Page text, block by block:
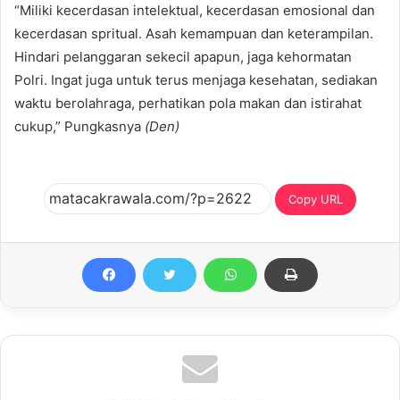
“Miliki kecerdasan intelektual, kecerdasan emosional dan
kecerdasan spritual. Asah kemampuan dan keterampilan.
Hindari pelanggaran sekecil apapun, jaga kehormatan
Polri. Ingat juga untuk terus menjaga kesehatan, sediakan
waktu berolahraga, perhatikan pola makan dan istirahat
cukup,” Pungkasnya (Den)
Copy URL